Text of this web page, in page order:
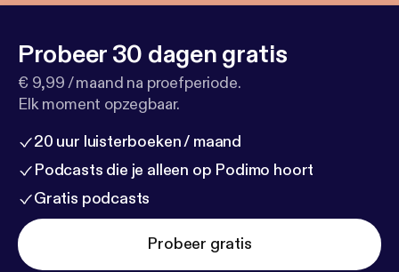
Probeer 30 dagen gratis
€ 9,99 / maand na proefperiode.
Elk moment opzegbaar.
20 uur luisterboeken / maand
Podcasts die je alleen op Podimo hoort
Gratis podcasts
Probeer gratis